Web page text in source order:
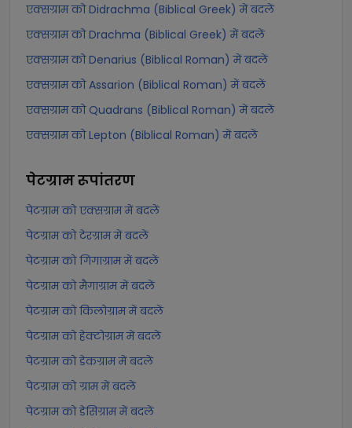
एक्सग्राम को Didrachma (Biblical Greek) में बदलें
एक्सग्राम को Drachma (Biblical Greek) में बदलें
एक्सग्राम को Denarius (Biblical Roman) में बदलें
एक्सग्राम को Assarion (Biblical Roman) में बदलें
एक्सग्राम को Quadrans (Biblical Roman) में बदलें
एक्सग्राम को Lepton (Biblical Roman) में बदलें
पेटग्रामरूपांतरण
पेटग्राम को एक्सग्राम में बदलें
पेटग्राम को टेरग्राम में बदलें
पेटग्राम को गिगाग्राम में बदलें
पेटग्राम को मैगाग्राम में बदलें
पेटग्राम को किलोग्राम में बदलें
पेटग्राम को हेक्टोग्राम में बदलें
पेटग्राम को डेकग्राम में बदलें
पेटग्राम को ग्राम में बदलें
पेटग्राम को डेसिग्राम में बदलें